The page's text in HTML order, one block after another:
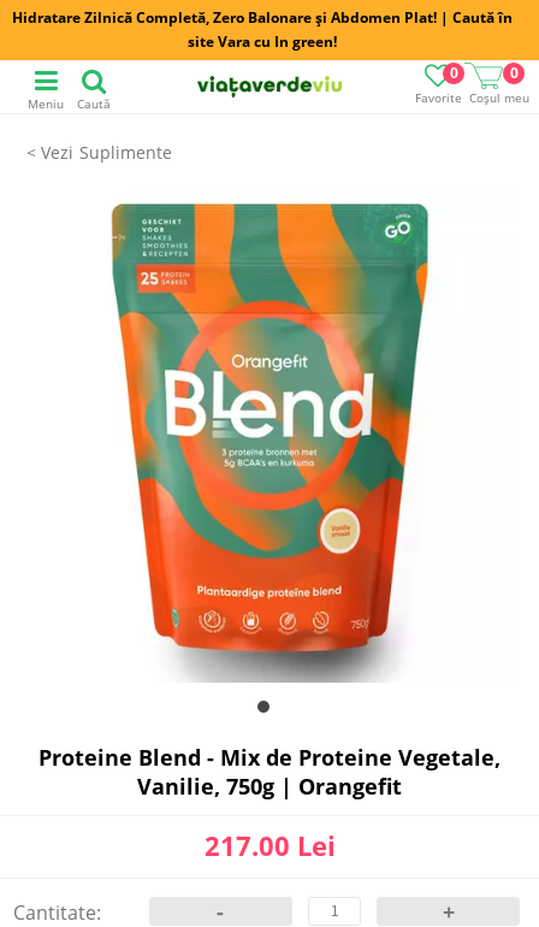
Hidratare Zilnică Completă, Zero Balonare și Abdomen Plat! | Caută în
site Vara cu In green!
Favorite
0
Coșul meu
0
Meniu Caută
Suplimente
Proteine Blend - Mix de Proteine Vegetale,
Vanilie, 750g | Orangefit
217.00 Lei
Cantitate: - +